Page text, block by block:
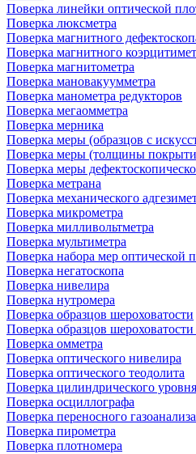
Поверка линейки оптической
Поверка люксметра
Поверка магнитного
Поверка магнитного
Поверка магнитометра
Поверка мановакуумметра
Поверка манометра редукторов
Поверка мегаомметра
Поверка мерника
Поверка меры (образцов с
Поверка меры (толщины
Поверка меры
Поверка метрана
Поверка механического
Поверка микрометра
Поверка милливольтметра
Поверка мультиметра
Поверка набора мер оптической
Поверка негатоскопа
Поверка нивелира
Поверка нутромера
Поверка образцов шероховатости
Поверка образцов
Поверка омметра
Поверка оптического нивелира
Поверка оптического теодолита
Поверка цилиндрического уровня
Поверка осциллографа
Поверка переносного
Поверка пирометра
Поверка плотномера